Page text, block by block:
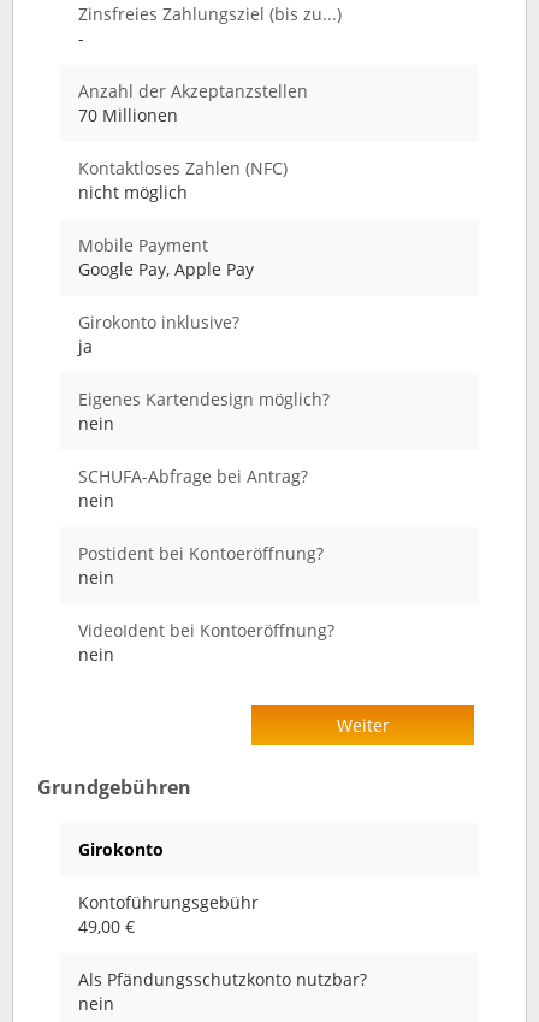
Zinsfreies Zahlungsziel (bis zu...)
-
Anzahl der Akzeptanzstellen
70 Millionen
Kontaktloses Zahlen (NFC)
nicht möglich
Mobile Payment
Google Pay, Apple Pay
Girokonto inklusive?
ja
Eigenes Kartendesign möglich?
nein
SCHUFA-Abfrage bei Antrag?
nein
Postident bei Kontoeröffnung?
nein
VideoIdent bei Kontoeröffnung?
nein
Weiter
Grundgebühren
Girokonto
Kontoführungsgebühr
49,00 €
Als Pfändungsschutzkonto nutzbar?
nein